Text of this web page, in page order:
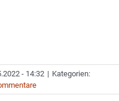
- 14:32 | Kategorien: